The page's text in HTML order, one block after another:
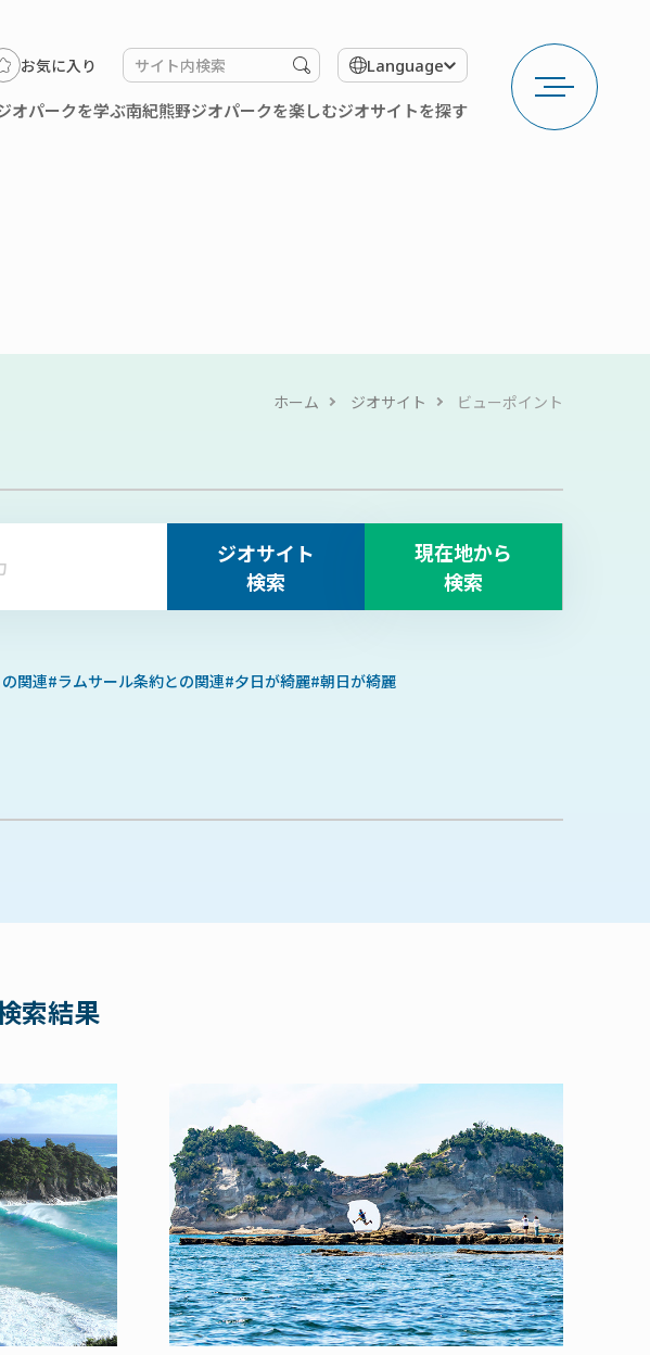
メ
ニ
ュ
ー
お気に入り
検
索
す
る
Language
オパークを学ぶ南紀熊野ジオパークを楽しむジオサイトを探す
ホーム ジオサイト ビューポイント
ジオサイト
検索
現在地から
検索
関連 ラムサール条約との関連 夕日が綺麗 朝日が綺麗
索結果